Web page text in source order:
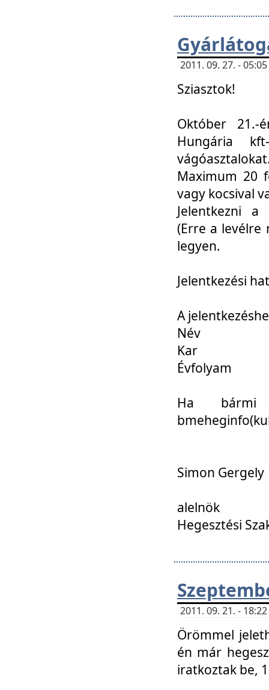
2011. 09. 27. -
Sziasztok!
Október 21.-
Hungária
Maximum 20
vagy kocsival
Jelentkezni a
(Erre a levélre
legyen.
Jelentkezési
A
Név
Kar
Évfolyam
Ha
Simon Gergely
alelnök
Hegesztési
2011. 09. 21. -
Örömmel
én már
iratkoztak be,